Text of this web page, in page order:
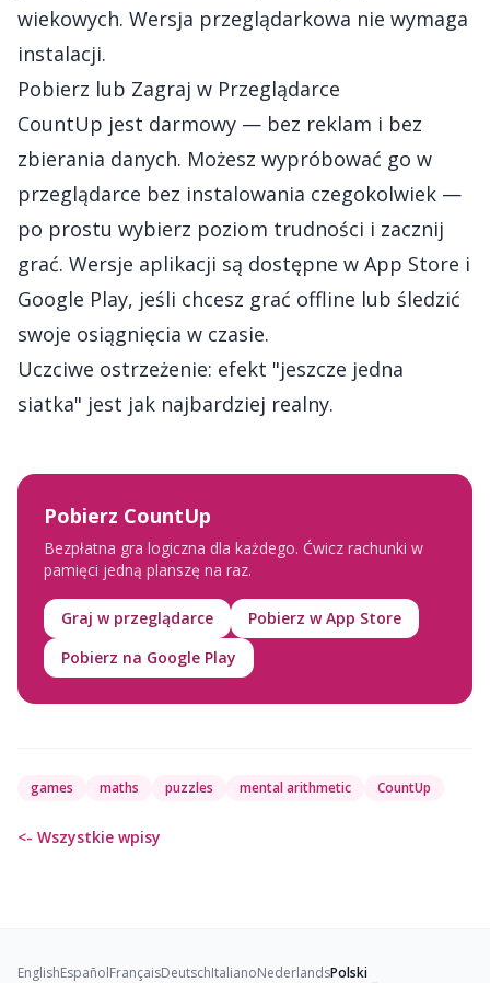
wiekowych. Wersja przeglądarkowa nie wymaga
instalacji.
Pobierz lub Zagraj w Przeglądarce
CountUp jest darmowy — bez reklam i bez
zbierania danych. Możesz wypróbować go w
przeglądarce bez instalowania czegokolwiek —
po prostu wybierz poziom trudności i zacznij
grać. Wersje aplikacji są dostępne w App Store i
Google Play, jeśli chcesz grać offline lub śledzić
swoje osiągnięcia w czasie.
Uczciwe ostrzeżenie: efekt "jeszcze jedna
siatka" jest jak najbardziej realny.
Pobierz CountUp
Bezpłatna gra logiczna dla każdego. Ćwicz rachunki w
pamięci jedną planszę na raz.
Graj w przeglądarce
Pobierz w App Store
Pobierz na Google Play
games maths puzzles mental arithmetic CountUp
<- Wszystkie wpisy
EnglishEspañolFrançaisDeutschItalianoNederlandsPolski